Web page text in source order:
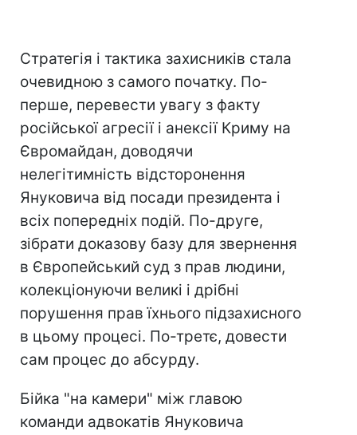
Стратегія і тактика захисників стала
очевидною з самого початку. По-
перше, перевести увагу з факту
російської агресії і анексії Криму на
Євромайдан, доводячи
нелегітимність відсторонення
Януковича від посади президента і
всіх попередніх подій. По-друге,
зібрати доказову базу для звернення
в Європейський суд з прав людини,
колекціонуючи великі і дрібні
порушення прав їхнього підзахисного
в цьому процесі. По-третє, довести
сам процес до абсурду.
Бійка "на камери" між главою
команди адвокатів Януковича